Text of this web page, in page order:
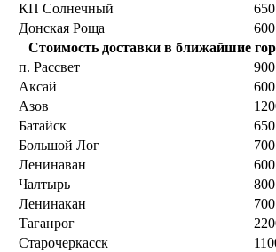
КП Солнечный
Донская Роща
Стоимость доставки в ближайшие
п. Рассвет
Аксай
Азов
Батайск
Большой Лог
Ленинаван
Чалтырь
Ленинакан
Таганрог
Старочеркасск